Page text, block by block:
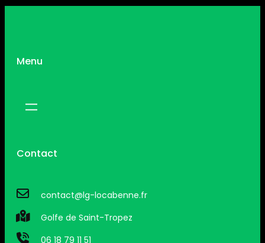
Menu
Contact
contact@lg-locabenne.fr
Golfe de Saint-Tropez
06 18 79 11 51